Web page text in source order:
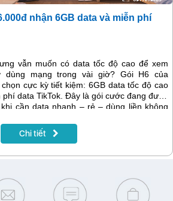
nhận 6GB data và miễn phí
vẫn muốn có data tốc độ cao để xem
dùng mạng trong vài giờ? Gói H6 của
cực kỳ tiết kiệm: 6GB data tốc độ cao
data TikTok. Đây là gói cước đang được
cần data nhanh – rẻ – dùng liền không
Chi tiết